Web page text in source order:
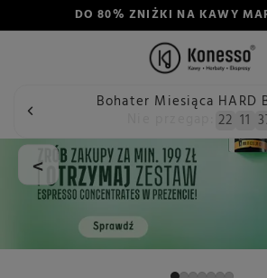
DO 80% ZNIŻKI NA KAWY
Bohater Miesiąca HARD
22 11
<